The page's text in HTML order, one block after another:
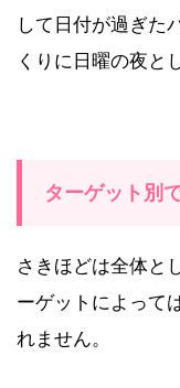
して日付が過ぎた
くりに日曜の夜と
ターゲット別
さきほどは全体と
ーゲットによって
れません。